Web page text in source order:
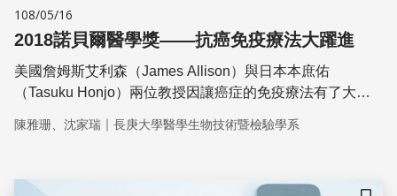
108/05/16
2018諾貝爾醫學獎——抗癌免疫療法大躍進
美國詹姆斯艾利森（James Allison）與日本本庶佑
（Tasuku Honjo）兩位教授因讓癌症的免疫療法有了大躍
團隊研發出CTLA-4和PD-1兩種抗癌藥物，對癌症病人來說
陳雅珊、沈家瑞 ｜ 長庚大學醫學生物技術暨檢驗學系